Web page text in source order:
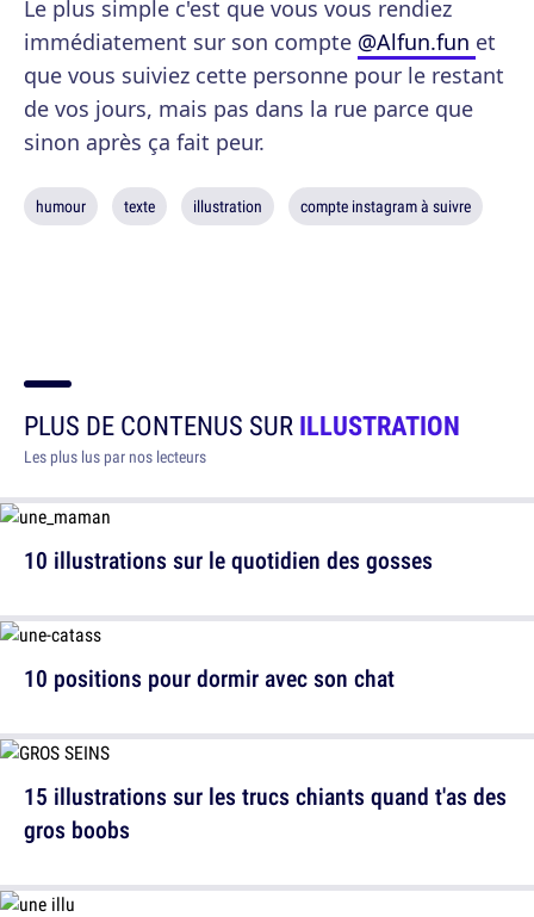
Le plus simple c'est que vous vous rendiez
immédiatement sur son compte @Alfun.fun et
que vous suiviez cette personne pour le restant
de vos jours, mais pas dans la rue parce que
sinon après ça fait peur.
humour texte illustration compte instagram à suivre
PLUS DE CONTENUS SURILLUSTRATION
Les plus lus par nos lecteurs
10 illustrations sur le quotidien des gosses
15 illustrations sur les trucs chiants quand t'as des
gros boobs
10 positions pour dormir avec son chat